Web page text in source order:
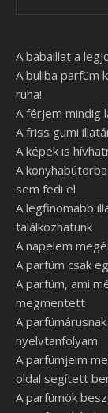
A babaillat a
A buliba parfüm
ruha!
A férjem mindig
A friss gumi
A képek is
A
sem fedi el
A legfinomabb
találkozhatunk
A napelem
A parfüm csak
A parfüm, ami
megmentett
A
nyelvtanfolyam
A parfümjeim
oldal segített
A parfümök